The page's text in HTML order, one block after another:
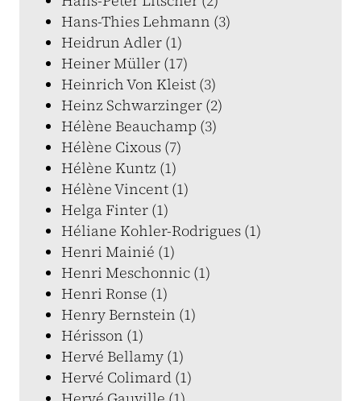
Hans-Thies Lehmann (3)
Heidrun Adler (1)
Heiner Müller (17)
Heinrich Von Kleist (3)
Heinz Schwarzinger (2)
Hélène Beauchamp (3)
Hélène Cixous (7)
Hélène Kuntz (1)
Hélène Vincent (1)
Helga Finter (1)
Héliane Kohler-Rodrigues (1)
Henri Mainié (1)
Henri Meschonnic (1)
Henri Ronse (1)
Henry Bernstein (1)
Hérisson (1)
Hervé Bellamy (1)
Hervé Colimard (1)